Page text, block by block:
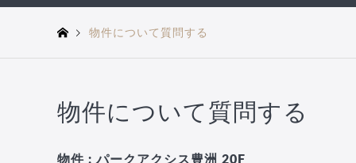
物件について質問する
物件について質問する
物件 : パークアクシス豊洲 20F